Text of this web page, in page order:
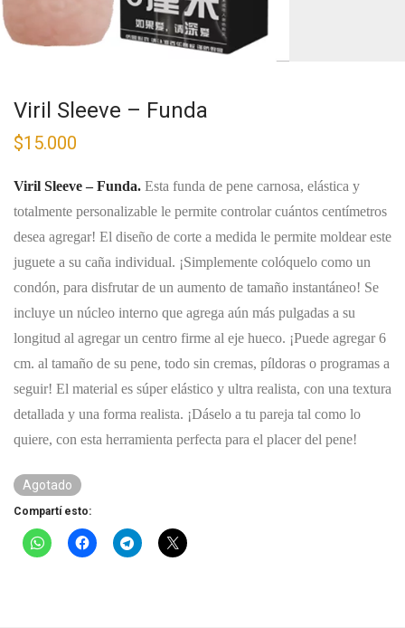
Viril Sleeve – Funda
$15.000
Viril Sleeve – Funda. Esta funda de pene carnosa, elástica y
totalmente personalizable le permite controlar cuántos centímetros
desea agregar! El diseño de corte a medida le permite moldear este
juguete a su caña individual. ¡Simplemente colóquelo como un
condón, para disfrutar de un aumento de tamaño instantáneo! Se
incluye un núcleo interno que agrega aún más pulgadas a su
longitud al agregar un centro firme al eje hueco. ¡Puede agregar 6
cm. al tamaño de su pene, todo sin cremas, píldoras o programas a
seguir! El material es súper elástico y ultra realista, con una textura
detallada y una forma realista. ¡Dáselo a tu pareja tal como lo
quiere, con esta herramienta perfecta para el placer del pene!
Agotado
Compartí esto: